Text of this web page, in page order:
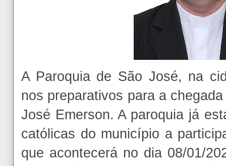
A Paroquia de São José, na
nos preparativos para a
José Emerson. A paroquia já
católicas do município a
que acontecerá no dia 08/01/